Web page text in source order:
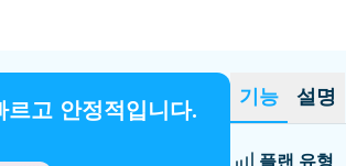
르고 안정적입니다. 기능 설명
플랜 유형